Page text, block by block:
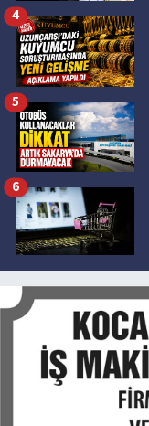
4
5
6